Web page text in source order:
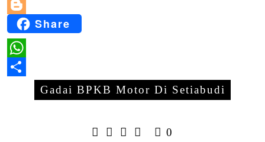
LinkedIn
BloggerShare
WhatsApp
Gadai BPKB Motor Di Setiabudi
0